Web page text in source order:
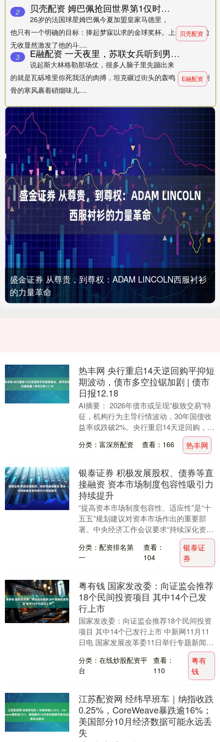
2 贝壳配资 姆巴佩抢回世界第1仅时间问题：3分钟2球 11轮10球 1数据猛于C罗
26岁的法国球星姆巴佩今夏加盟皇家马德里，
他只有一个明确的目标：捧起梦寐以求的金球奖杯。上赛季的颗粒
无收显然激发了他的斗....
贝壳配资
3 E融配资 一天夜里，苏联女兵听到男女羞耻的声音，为何落下伤心的眼泪？
说起斯大林格勒那场仗，很多人脑子里先蹦出来
的就是瓦砾堆里你死我活的肉搏，坦克碾过街头的轰鸣，还有那刺
骨的寒风裹着硝烟味儿....
E融配资
盛金证券 从尊贵，到尊权：ADAM LINCOLN西服衬衫
的力量革命
热丰网 央行重启14天逆回购平抑短
期波动，债市多空拉锯加剧 | 债市
日报12.18
AI摘要： 2026年债市或呈现“极致交易”特
征，机构行为主导行情波动，30年国债收
益率或跌破2%。央行重启14天逆回购，净
投放697亿元，通过期限结构安排熨平....
分类：富深所配资 查看：166 热丰网
银泰证券 积极发展股权、债券等直
接融资 资本市场制度包容性吸引力
持续提升
“提高资本市场制度包容性、适应性”是“十
五五”规划建议对资本市场作出的重要部
署。中央经济工作会议要求“持续深化资本
市场投融资综合改革”。在业内人士看来，
要健全投....
分类：配资排名第
一
查看：
104
银泰证
券
粤有钱 国家发改委：向证监会推荐
18个民间投资项目 其中14个已发
行上市
国家发改委：向证监会推荐18个民间投资
项目 其中14个已发行上市 中新网11月11
日电 国家发展改革委11日举行专题新闻发
布会。 会上，国家发展改革委固定资产
投....
分类：在线炒股配资平
台
查看：
110
粤有
钱
江苏配资网 经纬早班车｜纳指收跌
0.25%，CoreWeave暴跌逾16%；
美国部分10月经济数据可能永远丢
失